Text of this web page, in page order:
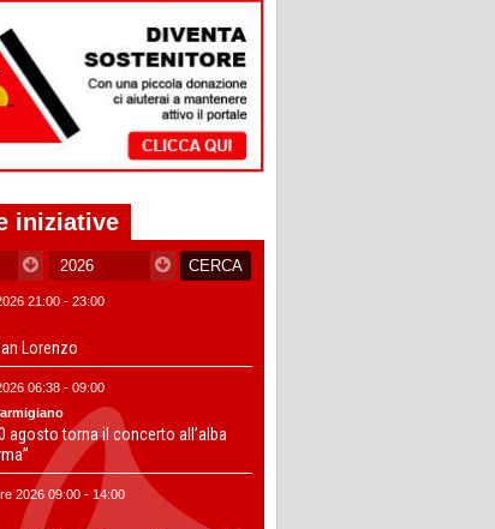
iniziative
21:00 - 23:00
Lorenzo
06:38 - 09:00
agosto torna il concerto all’alba
2026 09:00 - 14:00